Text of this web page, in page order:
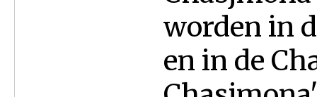
worden in
en in de